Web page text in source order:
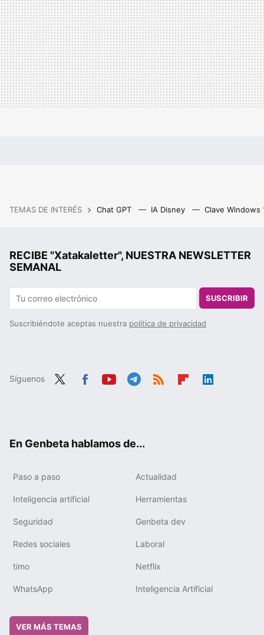
TEMAS DE INTERÉS Chat GPT IA Disney Clave Windows
RECIBE "Xatakaletter", NUESTRA NEWSLETTER
SEMANAL
SUSCRIBIR
Suscribiéndote aceptas nuestra política de privacidad
Síguenos
En Genbeta hablamos de...
Paso a paso Actualidad
Inteligencia artificial Herramientas
Seguridad Genbeta dev
Redes sociales Laboral
timo Netflix
WhatsApp Inteligencia Artificial
VER MÁS TEMAS